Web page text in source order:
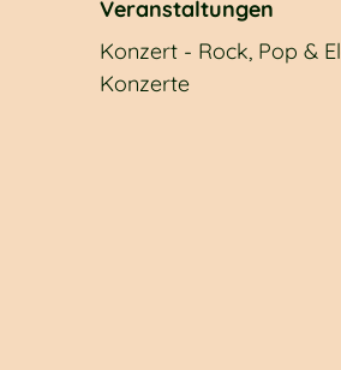
Veranstaltungen
Konzert - Rock, Pop &
Konzerte